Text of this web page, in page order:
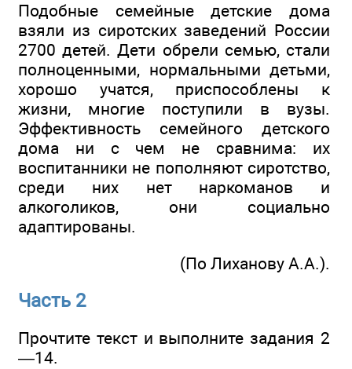
Подобные семейные детские дома
взяли из сиротских заведений России
2700 детей. Дети обрели семью, стали
полноценными, нормальными детьми,
хорошо учатся, приспособлены к
жизни, многие поступили в вузы.
Эффективность семейного детского
дома ни с чем не сравнима: их
воспитанники не пополняют сиротство,
среди них нет наркоманов и
алкоголиков, они социально
адаптированы.
(По Лиханову А.А.).
Часть 2
Прочтите текст и выполните задания 2
—14.